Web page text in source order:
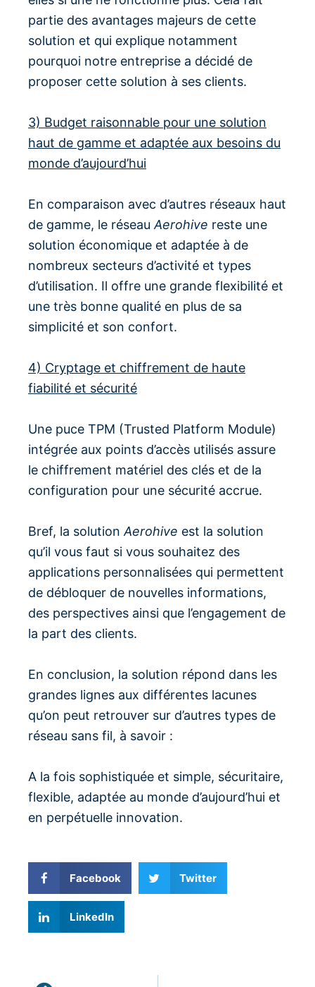
partie des avantages majeurs de cette
solution et qui explique notamment
pourquoi notre entreprise a décidé de
proposer cette solution à ses clients.
3) Budget raisonnable pour une solution
haut de gamme et adaptée aux besoins du
monde d’aujourd’hui
En comparaison avec d’autres réseaux haut
de gamme, le réseau Aerohive reste une
solution économique et adaptée à de
nombreux secteurs d’activité et types
d’utilisation. Il offre une grande flexibilité et
une très bonne qualité en plus de sa
simplicité et son confort.
4) Cryptage et chiffrement de haute
fiabilité et sécurité
Une puce TPM (Trusted Platform Module)
intégrée aux points d’accès utilisés assure
le chiffrement matériel des clés et de la
configuration pour une sécurité accrue.
Bref, la solution Aerohive est la solution
qu’il vous faut si vous souhaitez des
applications personnalisées qui permettent
de débloquer de nouvelles informations,
des perspectives ainsi que l’engagement de
la part des clients.
En conclusion, la solution répond dans les
grandes lignes aux différentes lacunes
qu’on peut retrouver sur d’autres types de
réseau sans fil, à savoir :
A la fois sophistiquée et simple, sécuritaire,
flexible, adaptée au monde d’aujourd’hui et
en perpétuelle innovation.
Facebook Twitter
LinkedIn